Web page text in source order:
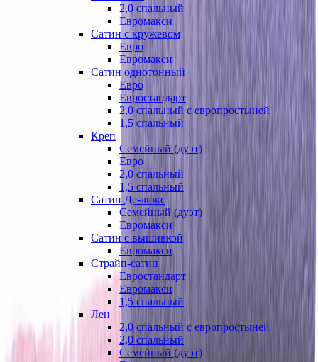
2,0 спальный
Евромакси
Сатин с кружевом
Евро
Евромакси
Сатин однотонный
Евро
Евростандарт
2,0 спальный с европростыней
1,5 спальный
Креп
Семейный (дуэт)
Евро
2,0 спальный
1,5 спальный
Сатин Де-люкс
Семейный (дуэт)
Евромакси
Сатин с вышивкой
Евромакси
Страйп-сатин
Евростандарт
Евромакси
1,5 спальный
Лен
2,0 спальный с европростыней
2,0 спальный
Семейный (дуэт)